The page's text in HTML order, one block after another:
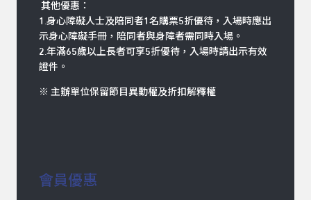
其他優惠：
1.身心障礙人士及陪同者1名購票5折優待，入場時應出
示身心障礙手冊，陪同者與身障者需同時入場。
2.年滿65歲以上長者可享5折優待，入場時請出示有效
證件。
※ 主辦單位保留節目異動權及折扣解釋權
會員優惠